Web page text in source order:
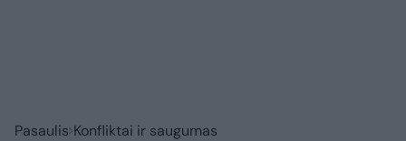
Pasaulis Konfliktai ir saugumas